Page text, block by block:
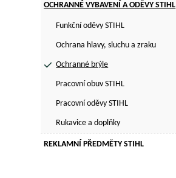
OCHRANNÉ VYBAVENÍ A ODĚVY STIHL
Funkční oděvy STIHL
Ochrana hlavy, sluchu a zraku
Ochranné brýle
Pracovní obuv STIHL
Pracovní oděvy STIHL
Rukavice a doplňky
REKLAMNÍ PŘEDMĚTY STIHL